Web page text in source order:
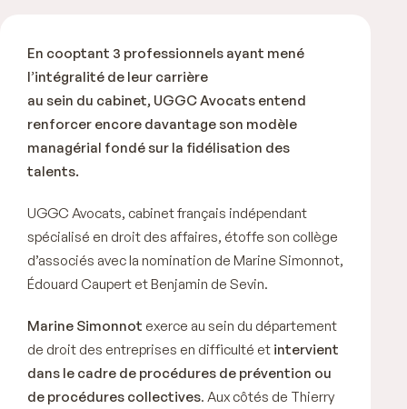
En cooptant 3 professionnels ayant mené
l’intégralité de leur carrière
au sein du cabinet, UGGC Avocats entend
renforcer encore davantage son modèle
managérial fondé sur la fidélisation des
talents.
UGGC Avocats, cabinet français indépendant
spécialisé en droit des affaires, étoffe son collège
d’associés avec la nomination de Marine Simonnot,
Édouard Caupert et Benjamin de Sevin.
Marine Simonnot exerce au sein du département
de droit des entreprises en difficulté et intervient
dans le cadre de procédures de prévention ou
de procédures collectives. Aux côtés de Thierry